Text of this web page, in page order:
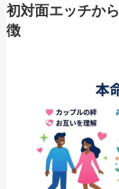
初対面エッチか
徴